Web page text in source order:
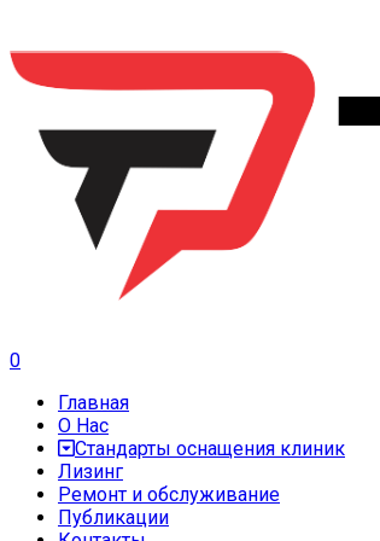
0
Главная
О Нас
Стандарты оснащения клиник
Лизинг
Ремонт и обслуживание
Публикации